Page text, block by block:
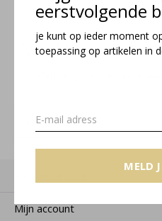
eerstvolgende
je kunt op ieder moment
toepassing op artikelen in
MELD
Meld je aan
Mijn account